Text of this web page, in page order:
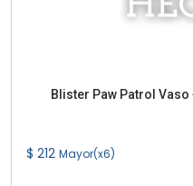
Blister Paw Patrol Vaso
$ 212 Mayor(x6)